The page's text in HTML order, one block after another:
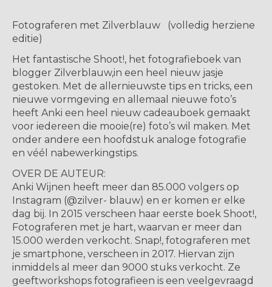
Fotograferen met Zilverblauw (volledig herziene
editie)
Het fantastische Shoot!, het fotografieboek van
blogger Zilverblauw,in een heel nieuw jasje
gestoken. Met de allernieuwste tips en tricks, een
nieuwe vormgeving en allemaal nieuwe foto’s
heeft Anki een heel nieuw cadeauboek gemaakt
voor iedereen die mooie(re) foto’s wil maken. Met
onder andere een hoofdstuk analoge fotografie
en véél nabewerkingstips.
OVER DE AUTEUR:
Anki Wijnen heeft meer dan 85.000 volgers op
Instagram (@zilver- blauw) en er komen er elke
dag bij. In 2015 verscheen haar eerste boek Shoot!,
Fotograferen met je hart, waarvan er meer dan
15.000 werden verkocht. Snap!, fotograferen met
je smartphone, verscheen in 2017. Hiervan zijn
inmiddels al meer dan 9000 stuks verkocht. Ze
geeftworkshops fotografieen is een veelgevraagd